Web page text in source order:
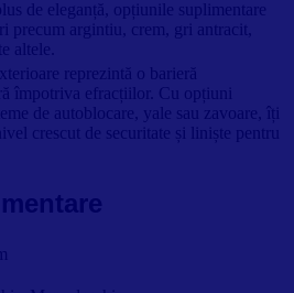
de eleganță, opțiunile suplimentare
precum argintiu, crem, gri antracit,
altele.
reprezintă o barieră
împotriva efracțiilor. Cu opțiuni
de autoblocare, yale sau zavoare, îți
crescut de securitate și liniște pentru